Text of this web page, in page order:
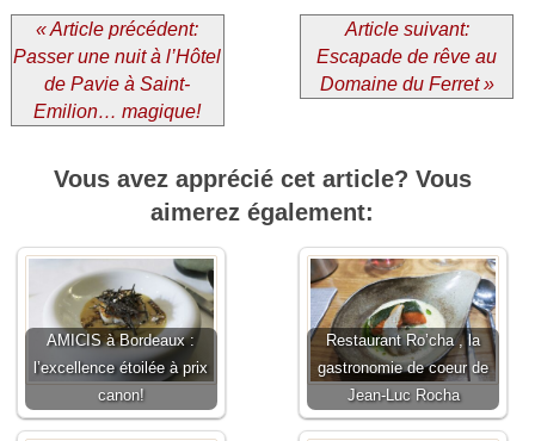
« Article précédent:
Passer une nuit à l’Hôtel
de Pavie à Saint-
Emilion… magique!
Article suivant:
Escapade de rêve au
Domaine du Ferret »
Vous avez apprécié cet article? Vous
aimerez également:
AMICIS à Bordeaux :
l’excellence étoilée à prix
canon!
Restaurant Ro’cha , la
gastronomie de coeur de
Jean-Luc Rocha